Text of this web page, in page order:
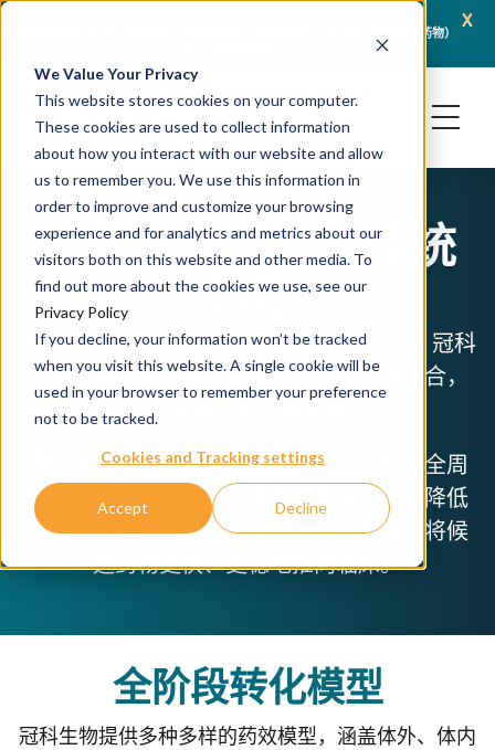
We Value Your Privacy
This website stores cookies on your computer.
These cookies are used to collect information
about how you interact with our website and allow
us to remember you. We use this information in
order to improve and customize your browsing
experience and for analytics and metrics about our
visitors both on this website and other media. To
find out more about the cookies we use, see our
Privacy Policy
If you decline, your information won’t be tracked
when you visit this website. A single cookie will be
used in your browser to remember your preference
not to be tracked.
Cookies and Tracking settings
Accept Decline
x
JSR Life Sciences Enters Definitive Agreement to Transfer Crown Bioscience to
让药效验证突破传统
边界
从体外细胞实验到大规模小鼠“临床试验”，冠科
生物整合了业内覆盖最广的模型与技术组合，
为您的项目提供一站式药效评估平台。
通过这一整合式研发体系，您可以在研发全周
期获得更加可靠、可比性强的数据，有效降低
开发风险，加速每一个关键决策的推进，将候
选药物更快、更稳地推向临床。
全阶段转化模型
冠科生物提供多种多样的药效模型，涵盖体外、体内